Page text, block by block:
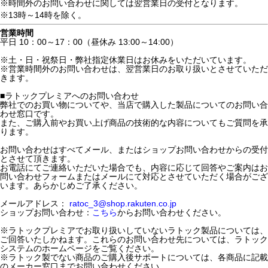
※時間外のお問い合わせに関しては翌営業日の受付となります。
※13時～14時を除く。
営業時間
平日 10：00～17：00（昼休み 13:00～14:00）
※土・日・祝祭日・弊社指定休業日はお休みをいただいています。
※営業時間外のお問い合わせは、翌営業日のお取り扱いとさせていただ
きます。
■ラトックプレミアへのお問い合わせ
弊社でのお買い物についてや、当店で購入した製品についてのお問い合
わせ窓口です。
また、ご購入前やお買い上げ商品の技術的な内容についてもご質問を承
ります。
お問い合わせはすべてメール、またはショップお問い合わせからの受付
とさせて頂きます。
お電話にてご連絡いただいた場合でも、内容に応じて回答やご案内はお
問い合わせフォームまたはメールにて対応とさせていただく場合がござ
います。あらかじめご了承ください。
メールアドレス： ratoc_3@shop.rakuten.co.jp
ショップお問い合わせ： こちらからお問い合わせください。
※ラトックプレミアでお取り扱いしていないラトック製品については、
ご回答いたしかねます。これらのお問い合わせ先については、ラトック
システムのホームページをご覧ください。
※ラトック製でない商品のご購入後サポートについては、各商品に記載